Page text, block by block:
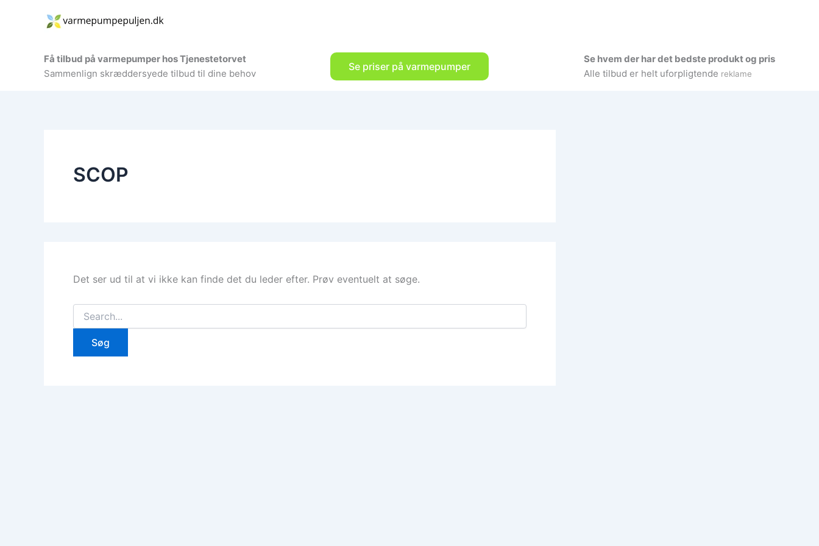
Få tilbud på varmepumper hos Tjenestetorvet
Sammenlign skræddersyede tilbud til dine behov
Se priser på varmepumper
Se hvem der har det bedste produkt og pris
Alle tilbud er helt uforpligtende reklame
SCOP
Det ser ud til at vi ikke kan finde det du leder efter. Prøv eventuelt at søge.
Søg
efter: